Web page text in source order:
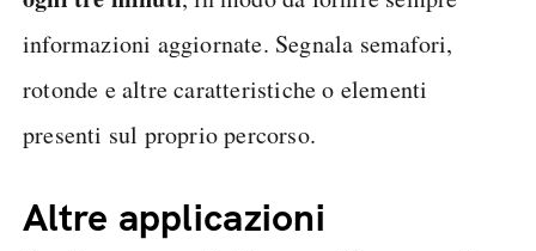
informazioni aggiornate. Segnala semafori,
rotonde e altre caratteristiche o elementi
presenti sul proprio percorso.
Altre applicazioni